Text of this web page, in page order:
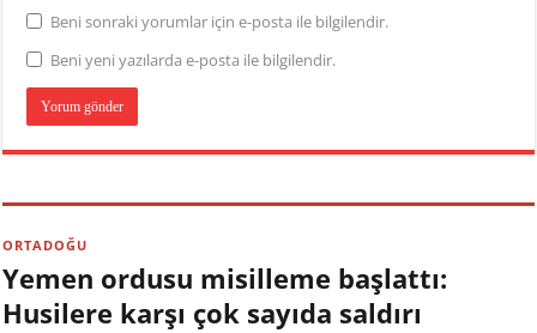
Beni sonraki yorumlar için e-posta ile bilgilendir.
Beni yeni yazılarda e-posta ile bilgilendir.
ORTADOĞU
Yemen ordusu misilleme başlattı:
Husilere karşı çok sayıda saldırı